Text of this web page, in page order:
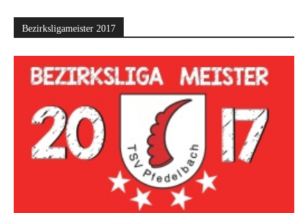
Bezirksligameister 2017